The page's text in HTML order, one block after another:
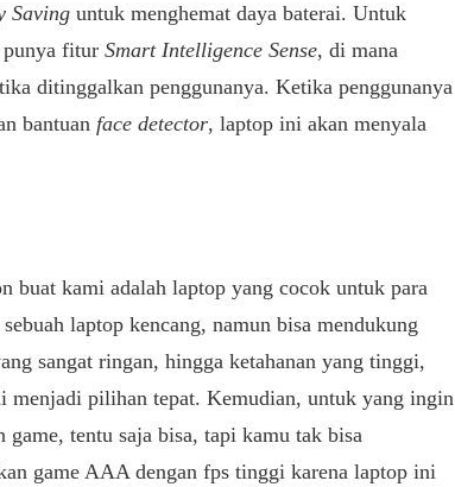
Saving untuk menghemat daya baterai. Untuk
punya fitur Smart Intelligence Sense, di mana
ditinggalkan penggunanya. Ketika penggunanya
bantuan face detector, laptop ini akan menyala
buat kami adalah laptop yang cocok untuk para
laptop kencang, namun bisa mendukung
sangat ringan, hingga ketahanan yang tinggi,
menjadi pilihan tepat. Kemudian, untuk yang ingin
tentu saja bisa, tapi kamu tak bisa
game AAA dengan fps tinggi karena laptop ini